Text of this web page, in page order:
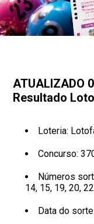
ATUALIZADO
Resultado
Loteria:
Concurso:
Números
14, 15, 19, 20,
Data do